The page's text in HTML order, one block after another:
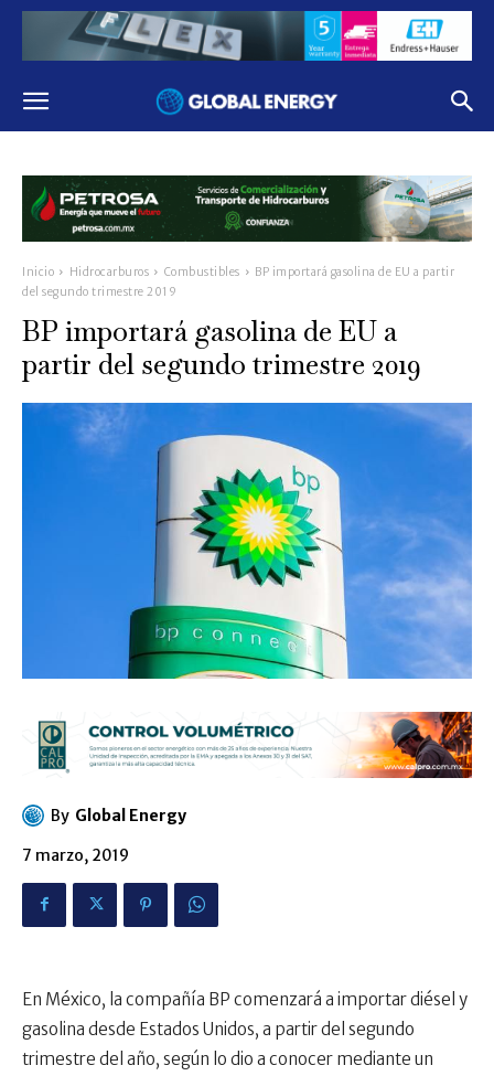
Inicio Hidrocarburos Combustibles
BP importará gasolina de EU a partir
del segundo trimestre 2019
BP importará gasolina de EU a
partir del segundo trimestre 2019
By Global Energy
7 marzo, 2019
En México, la compañía BP comenzará a importar diésel y
gasolina desde Estados Unidos, a partir del segundo
trimestre del año, según lo dio a conocer mediante un